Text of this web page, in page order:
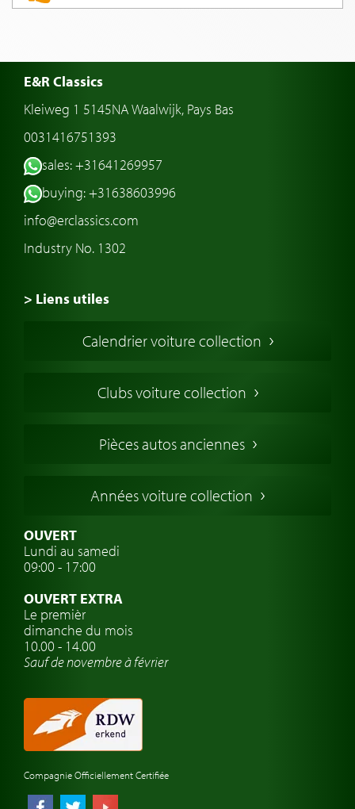
E&R Classics
Kleiweg 1 5145NA Waalwijk, Pays Bas
0031416751393
sales: +31641269957
buying: +31638603996
info@erclassics.com
Industry No. 1302
> Liens utiles
Voiture Collection Europe
Voitures Anglaises
Voitures Allemandes
Voitures Suédoises
Assurance voiture de collection
Clubs de voitures classiques
Atelier de voitures anciennes
Montres de marque de voiture
Calendrier voiture collection
Clubs voiture collection
Pièces autos anciennes
Années voiture collection
OUVERT
Lundi au samedi
09:00 - 17:00
OUVERT EXTRA
Le premièr
dimanche du mois
10.00 - 14.00
Sauf de novembre à février
Compagnie Officiellement Certifiée